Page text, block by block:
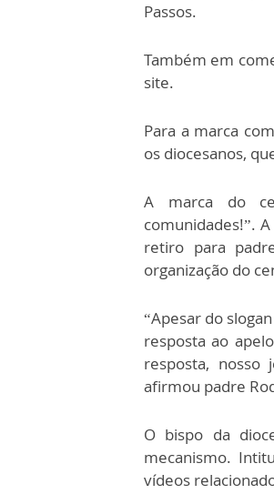
Passos.
Também em
site.
Para a marca
os diocesanos,
A marca do
comunidades!”.
retiro para
organização do
“Apesar do
resposta ao
resposta, nosso
afirmou padre
O bispo da
mecanismo.
vídeos